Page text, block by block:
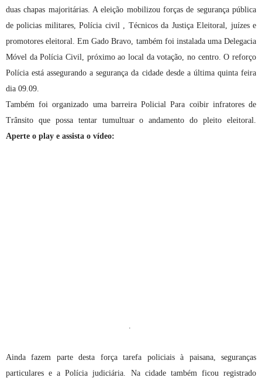
duas chapas majoritárias. A eleição mobilizou forças de segurança pública
de policias militares, Polícia civil , Técnicos da Justiça Eleitoral, juízes e
promotores eleitoral. Em Gado Bravo, também foi instalada uma Delegacia
Móvel da Polícia Civil, próximo ao local da votação, no centro. O reforço
Polícia está assegurando a segurança da cidade desde a última quinta feira
dia 09.09.
Também foi organizado uma barreira Policial Para coibir infratores de
Trânsito que possa tentar tumultuar o andamento do pleito eleitoral.
Aperte o play e assista o vídeo:
.
Ainda fazem parte desta força tarefa policiais à paisana, seguranças
particulares e a Polícia judiciária. Na cidade também ficou registrado